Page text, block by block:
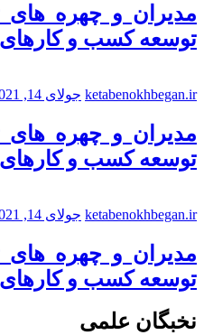
مدیران و چهره های
توسعه کسب و
ketabenokhbegan.ir جولای 14, 2021
مدیران و چهره های
توسعه کسب و
ketabenokhbegan.ir جولای 14, 2021
مدیران و چهره های
توسعه کسب و
نخبگان علمی